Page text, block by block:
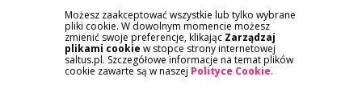
APLIKACJA SALTUS ZDROWIE
Możesz zaakceptować wszystkie lub tylko wybrane
pliki cookie. W dowolnym momencie możesz
zmienić swoje preferencje, klikając Zarządzaj
plikami cookie w stopce strony internetowej
saltus.pl. Szczegółowe informacje na temat plików
cookie zawarte są w naszej Polityce Cookie.